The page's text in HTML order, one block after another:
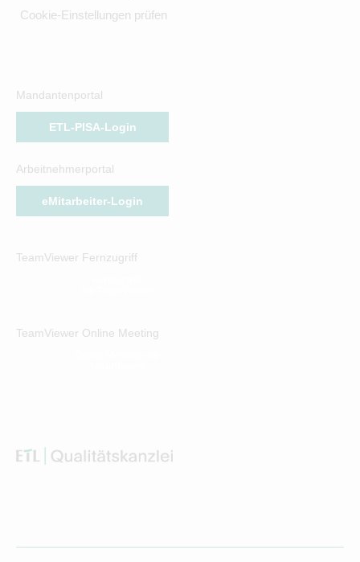
Cookie-Einstellungen prüfen
Mandantenportal
ETL-PISA-Login
Arbeitnehmerportal
eMitarbeiter-Login
TeamViewer Fernzugriff
TeamViewer Online Meeting